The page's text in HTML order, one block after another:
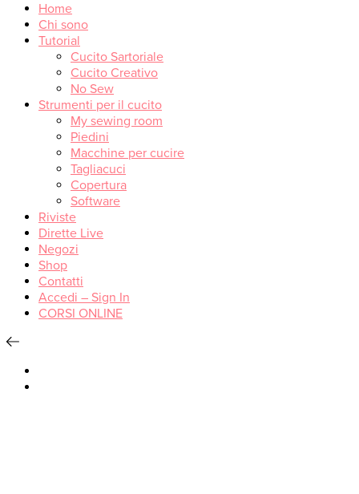
Home
Chi sono
Tutorial
Cucito Sartoriale
Cucito Creativo
No Sew
Strumenti per il cucito
My sewing room
Piedini
Macchine per cucire
Tagliacuci
Copertura
Software
Riviste
Dirette Live
Negozi
Shop
Contatti
Accedi – Sign In
CORSI ONLINE